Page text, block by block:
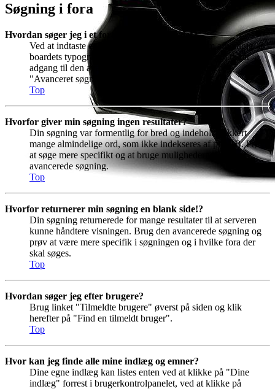
Søgning i fora
Hvordan søger jeg i et forum eller på boardet?
Ved at indtaste en søgestreng i søgeboksen, som afhængig af
boardets typografi, normalt findes øverst på siden. Du får
adgang til den avancerede søgning ved at klikke på
"Avanceret søgning" lige under førnævnte boks.
Top
Hvorfor giver min søgning ingen resultater?
Din søgning var formentlig for bred og indeholdt sikkert
mange almindelige ord, som ikke indekseres af phpBB. Prøv
at søge mere specifikt og at bruge mulighederne i den
avancerede søgning.
Top
Hvorfor returnerer min søgning en blank side!?
Din søgning returnerede for mange resultater til at serveren
kunne håndtere visningen. Brug den avancerede søgning og
prøv at være mere specifik i søgningen og i hvilke fora der
skal søges.
Top
Hvordan søger jeg efter brugere?
Brug linket "Tilmeldte brugere" øverst på siden og klik
herefter på "Find en tilmeldt bruger".
Top
Hvor kan jeg finde alle mine indlæg og emner?
Dine egne indlæg kan listes enten ved at klikke på "Dine
indlæg" forrest i brugerkontrolpanelet, ved at klikke på